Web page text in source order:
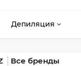
Депиляция